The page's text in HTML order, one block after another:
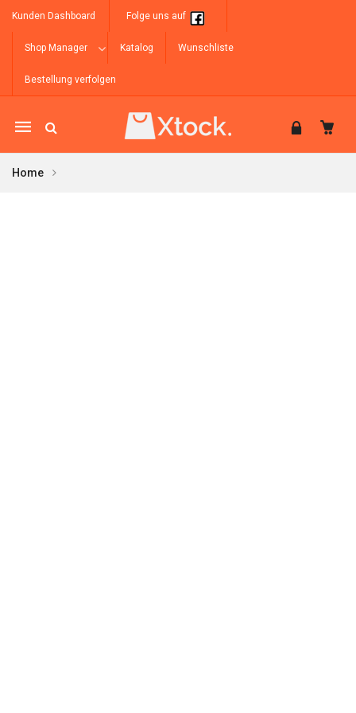
Kunden Dashboard Folge uns auf
Shop Manager Katalog Wunschliste
Bestellung verfolgen
Mobile
navigation
Home